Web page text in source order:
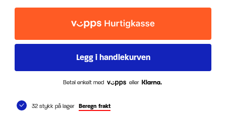
Betal enkelt med eller
32 stykk på lager Beregn frakt